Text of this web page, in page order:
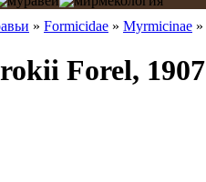
» Formicidae » Myrmicinae »
Forel, 1907